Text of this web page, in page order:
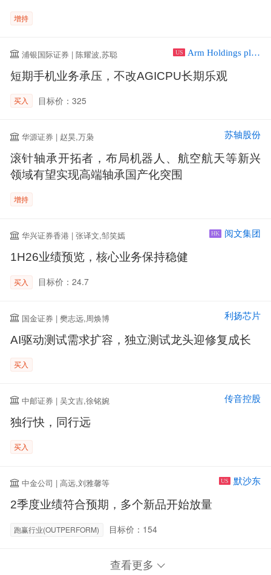
增持
浦银国际证券 | 陈耀波,苏聪 US Arm Holdings plc ADR
短期手机业务承压，不改AGICPU长期乐观
买入 目标价：325
华源证券 | 赵昊,万枭 苏轴股份
滚针轴承开拓者，布局机器人、航空航天等新兴
领域有望实现高端轴承国产化突围
增持
华兴证券香港 | 张译文,邹笑嫣 HK 阅文集团
1H26业绩预览，核心业务保持稳健
买入 目标价：24.7
国金证券 | 樊志远,周焕博 利扬芯片
AI驱动测试需求扩容，独立测试龙头迎修复成长
买入
中邮证券 | 吴文吉,徐铭婉 传音控股
独行快，同行远
买入
中金公司 | 高远,刘雅馨等 US 默沙东
2季度业绩符合预期，多个新品开始放量
跑赢行业(OUTPERFORM) 目标价：154
查看更多